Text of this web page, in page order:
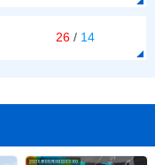
26 / 14